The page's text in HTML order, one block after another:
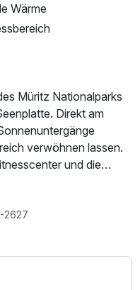
Wärme
Müritz Nationalparks
Direkt am
verwöhnen lassen.
und die
nutzbar.
des Fitnessbereichs,
2627